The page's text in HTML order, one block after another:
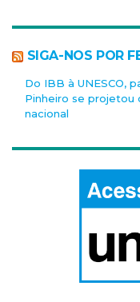
SIGA-NOS POR
Do IBB à UNESCO,
Pinheiro se projetou
nacional